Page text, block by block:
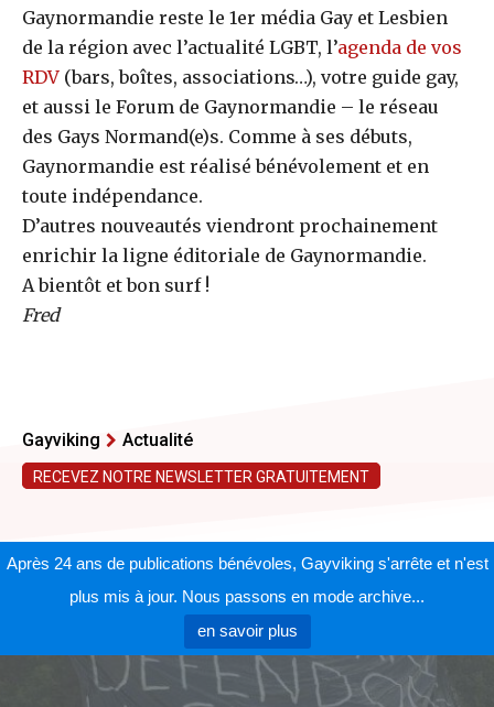
Gaynormandie reste le 1er média Gay et Lesbien
de la région avec l’actualité LGBT, l’agenda de vos
RDV (bars, boîtes, associations…), votre guide gay,
et aussi le Forum de Gaynormandie – le réseau
des Gays Normand(e)s. Comme à ses débuts,
Gaynormandie est réalisé bénévolement et en
toute indépendance.
D’autres nouveautés viendront prochainement
enrichir la ligne éditoriale de Gaynormandie.
A bientôt et bon surf !
Fred
Gayviking Actualité
RECEVEZ NOTRE NEWSLETTER GRATUITEMENT